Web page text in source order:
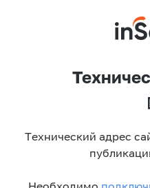
Технический адрес